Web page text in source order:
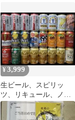
¥3,999
生ビール、スピリッ
ツ、リキュール、ノン
アルコール 350ml 24本